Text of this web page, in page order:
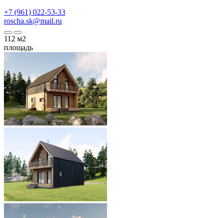
+7 (961) 022-53-33
roscha.sk@mail.ru
112 м2
площадь